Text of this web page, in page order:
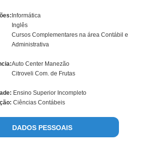
Informática
Inglês
Cursos Complementares na área Contábil e
Administrativa
Auto Center Manezão
Citroveli Com. de Frutas
Ensino Superior Incompleto
Ciências Contábeis
DADOS PESSOAIS